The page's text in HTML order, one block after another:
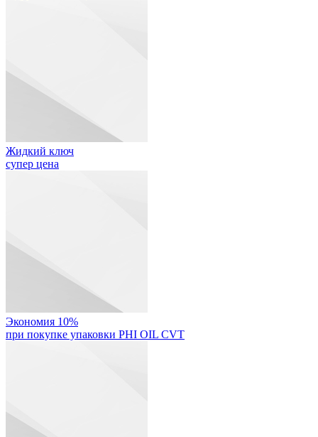
Жидкий ключ
супер цена
Экономия 10%
при покупке упаковки PHI OIL CVT